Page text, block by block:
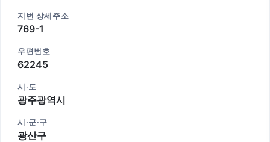
지번 상세주소
769-1
우편번호
62245
시·도
광주광역시
시·군·구
광산구